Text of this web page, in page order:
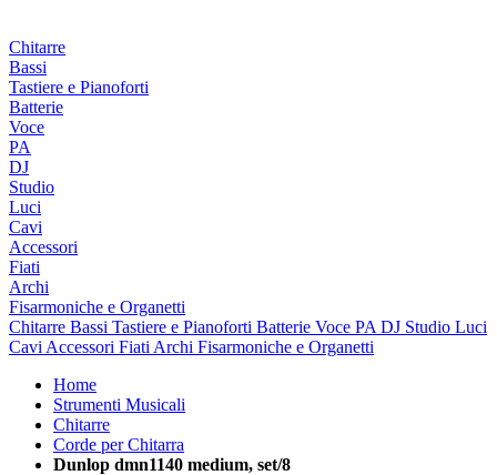
Chitarre
Bassi
Tastiere e Pianoforti
Batterie
Voce
PA
DJ
Studio
Luci
Cavi
Accessori
Fiati
Archi
Fisarmoniche e Organetti
Chitarre Bassi Tastiere e Pianoforti Batterie Voce PA DJ Studio Luci
Cavi Accessori Fiati Archi Fisarmoniche e Organetti
Home
Strumenti Musicali
Chitarre
Corde per Chitarra
Dunlop dmn1140 medium, set/8